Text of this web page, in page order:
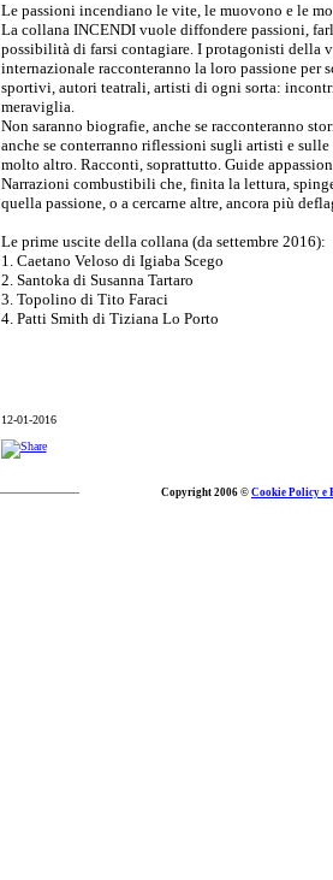
Le passioni incendiano le vite, le muovono e le
La collana INCENDI vuole diffondere passioni,
possibilità di farsi contagiare. I protagonisti della
internazionale racconteranno la loro passione
sportivi, autori teatrali, artisti di ogni sorta:
meraviglia.
Non saranno biografie, anche se racconteranno
anche se conterranno riflessioni sugli artisti e sulle
molto altro. Racconti, soprattutto. Guide
Narrazioni combustibili che, finita la lettura,
quella passione, o a cercarne altre, ancora più
Le prime uscite della collana (da settembre 2016):
1. Caetano Veloso di Igiaba Scego
2. Santoka di Susanna Tartaro
3. Topolino di Tito Faraci
4. Patti Smith di Tiziana Lo Porto
12-01-2016
Copyright 2006 © Cookie Policy e